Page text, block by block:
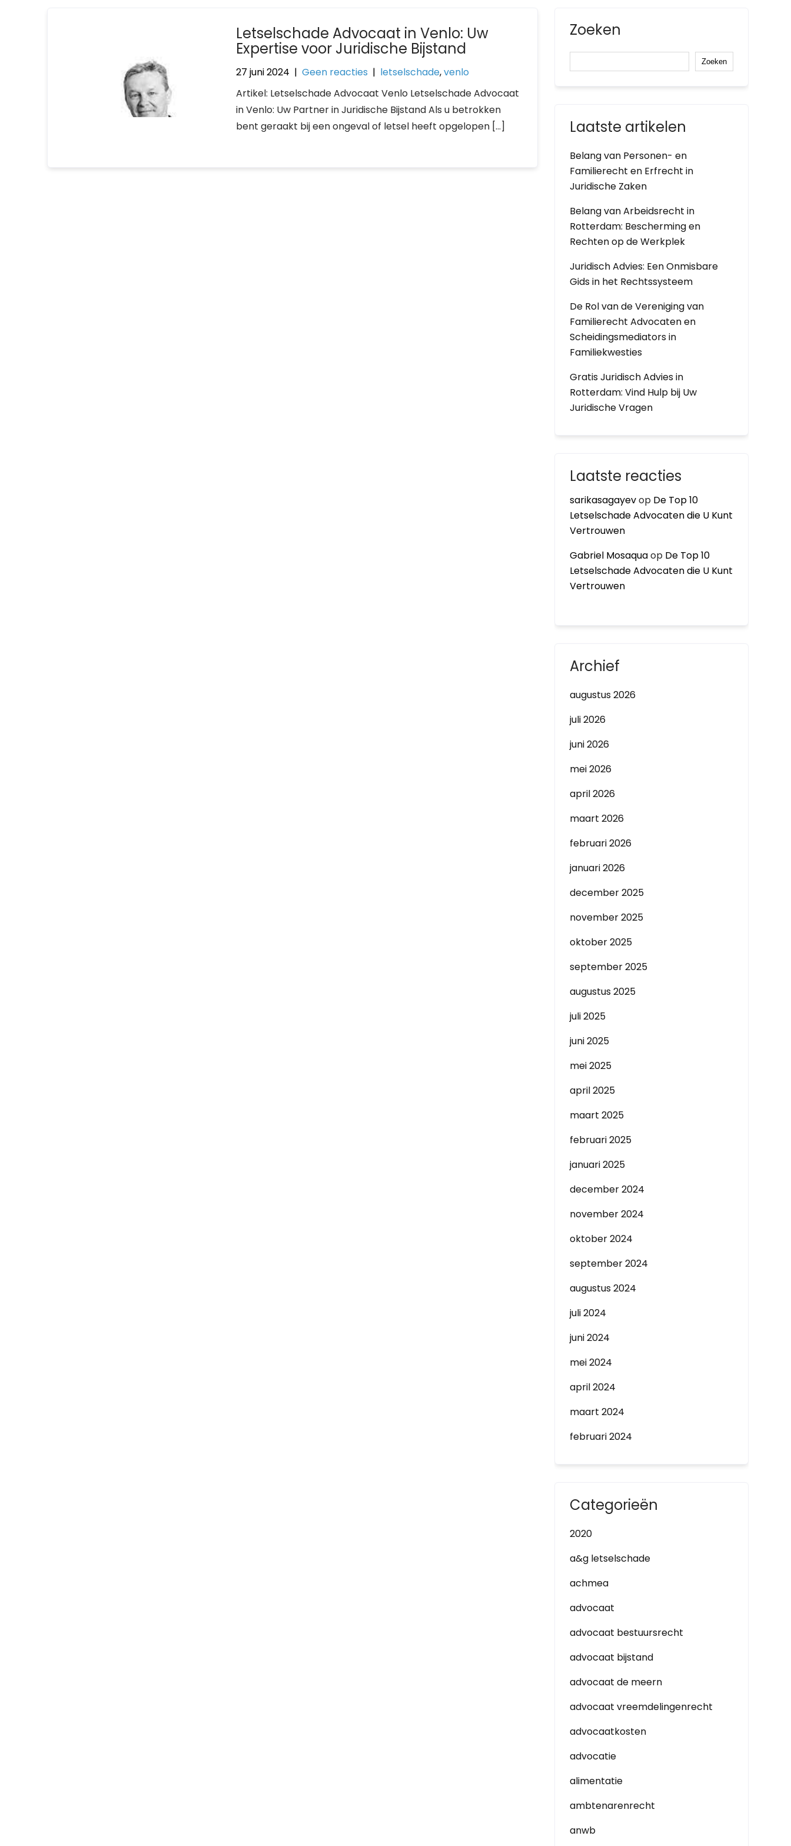
Letselschade Advocaat in Venlo: Uw
Expertise voor Juridische Bijstand
27 juni 2024 |Geen reacties | letselschade,venlo
Artikel: Letselschade Advocaat Venlo Letselschade Advocaat
in Venlo: Uw Partner in Juridische Bijstand Als u betrokken
bent geraakt bij een ongeval of letsel heeft opgelopen […]
Zoeken
Zoeken
Laatste artikelen
Belang van Personen- en
Familierecht en Erfrecht in
Juridische Zaken
Belang van Arbeidsrecht in
Rotterdam: Bescherming en
Rechten op de Werkplek
Juridisch Advies: Een Onmisbare
Gids in het Rechtssysteem
De Rol van de Vereniging van
Familierecht Advocaten en
Scheidingsmediators in
Familiekwesties
Gratis Juridisch Advies in
Rotterdam: Vind Hulp bij Uw
Juridische Vragen
Laatste reacties
sarikasagayevop De Top 10
Letselschade Advocaten die U Kunt
Vertrouwen
Gabriel Mosaquaop De Top 10
Letselschade Advocaten die U Kunt
Vertrouwen
Archief
augustus 2026
juli 2026
juni 2026
mei 2026
april 2026
maart 2026
februari 2026
januari 2026
december 2025
november 2025
oktober 2025
september 2025
augustus 2025
juli 2025
juni 2025
mei 2025
april 2025
maart 2025
februari 2025
januari 2025
december 2024
november 2024
oktober 2024
september 2024
augustus 2024
juli 2024
juni 2024
mei 2024
april 2024
maart 2024
februari 2024
Categorieën
2020
a&g letselschade
achmea
advocaat
advocaat bestuursrecht
advocaat bijstand
advocaat de meern
advocaat vreemdelingenrecht
advocaatkosten
advocatie
alimentatie
ambtenarenrecht
anwb